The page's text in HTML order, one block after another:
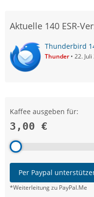
Aktuelle 140 ESR-
Thunderbird
Thunder 22.
Kaffee ausgeben für:
3,00 €
Per Paypal
*Weiterleitung zu PayPal.Me